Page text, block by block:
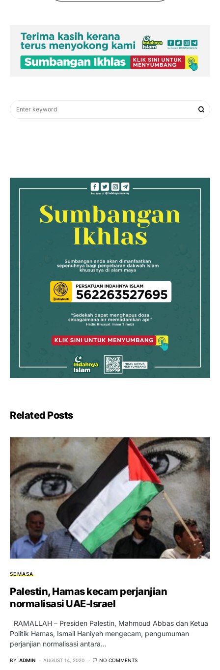
Related Posts
SEMASA
Palestin, Hamas kecam perjanjian
normalisasi UAE-Israel
RAMALLAH – Presiden Palestin, Mahmoud Abbas dan Ketua
Politik Hamas, Ismail Haniyeh mengecam, pengumuman
perjanjian normalisasi antara…
BY ADMIN AUGUST 14, 2020 NO COMMENTS